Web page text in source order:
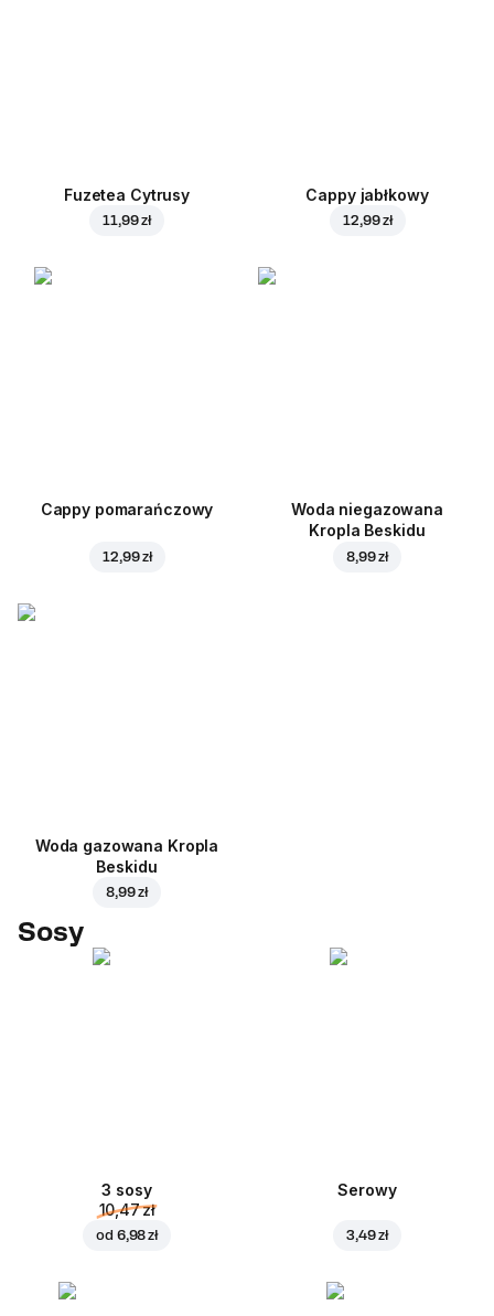
Fuzetea Cytrusy
11,99 zł
Cappy jabłkowy
12,99 zł
Cappy pomarańczowy
12,99 zł
Woda niegazowana
Kropla Beskidu
8,99 zł
Woda gazowana Kropla
Beskidu
8,99 zł
Sosy
3 sosy
10,47 zł
od 6,98 zł
Serowy
3,49 zł